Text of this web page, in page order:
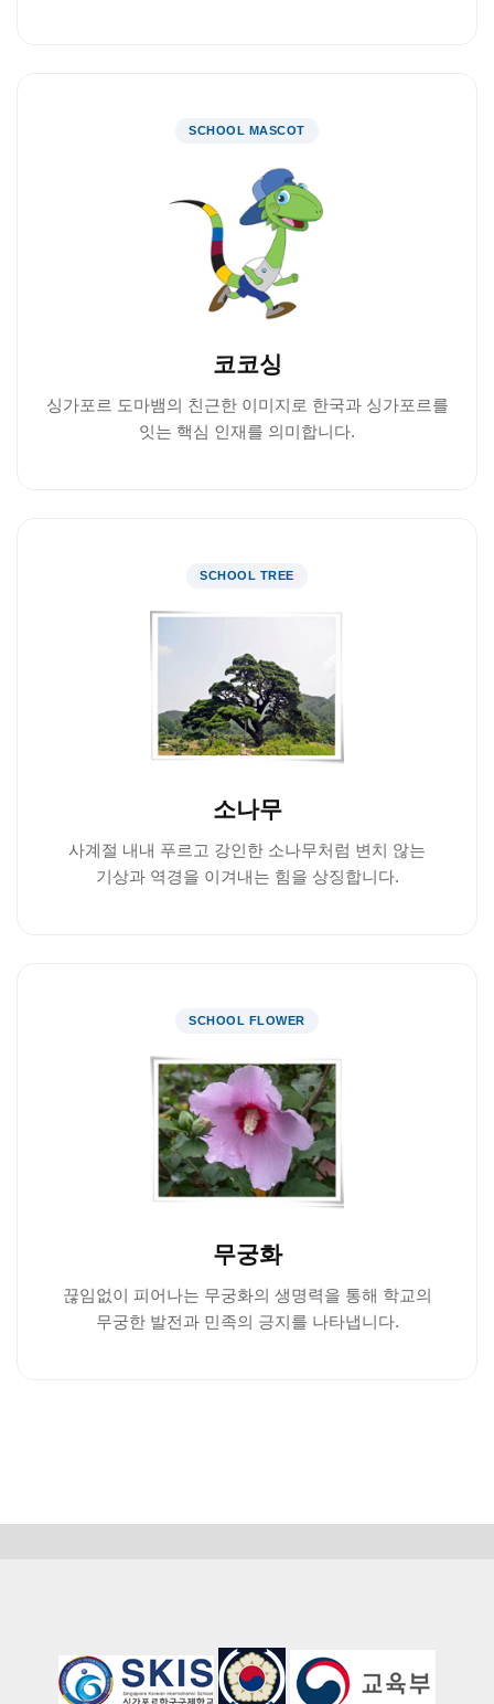
SCHOOL MASCOT
코코싱
싱가포르 도마뱀의 친근한 이미지로 한국과 싱가포르를
잇는 핵심 인재를 의미합니다.
SCHOOL TREE
소나무
사계절 내내 푸르고 강인한 소나무처럼 변치 않는
기상과 역경을 이겨내는 힘을 상징합니다.
SCHOOL FLOWER
무궁화
끊임없이 피어나는 무궁화의 생명력을 통해 학교의
무궁한 발전과 민족의 긍지를 나타냅니다.